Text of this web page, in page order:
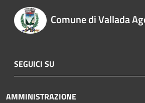
Comune di Vallada
SEGUICI SU
AMMINISTRAZIONE